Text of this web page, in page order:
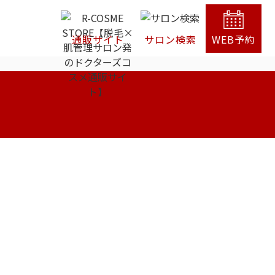
通販サイト サロン検索 WEB予約